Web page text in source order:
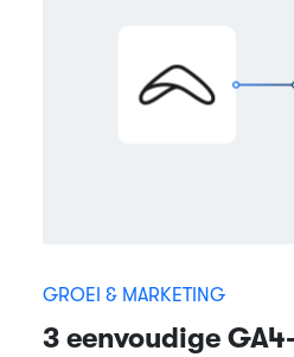
GROEI & MARKETING
3 eenvoudige